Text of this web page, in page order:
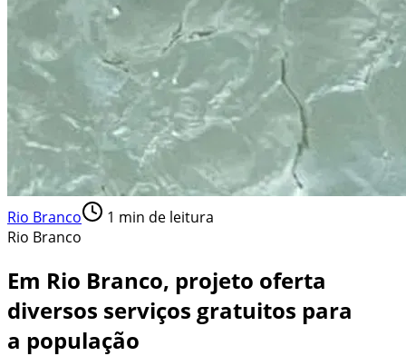
Rio Branco 1 min de leitura
Rio Branco
Em Rio Branco, projeto oferta
diversos serviços gratuitos para
a população